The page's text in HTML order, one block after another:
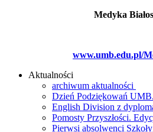
Medyka
www.umb.edu.pl/
Aktualności
archiwum aktualności
Dzień Podziękowań
English Division z
Pomosty Przyszłości.
Pierwsi absolwenci